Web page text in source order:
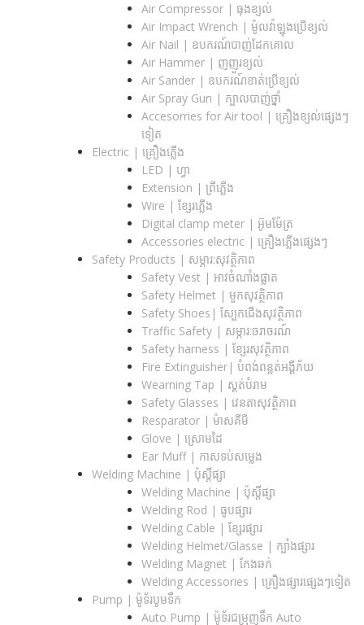
Air Compressor | ធុងខ្យល់
Air Impact Wrench | ម៉ូលវ៉ាឡុងប្រើខ្យល់
Air Nail | ឧបករណ៍បាញ់ដែកគោល
Air Hammer | ញញួរខ្យល់
Air Sander | ឧបករណ៍ខាត់ប្រើខ្យល់
Air Spray Gun | ក្បាលបាញ់ថ្នាំ
Accesorries for Air tool | គ្រឿងខ្យល់ផ្សេងៗ
ទៀត
Electric | គ្រឿងភ្លើង
LED | ហ្វា
Extension | ព្រីភ្លើង
Wire | ខ្សែរភ្លើង
Digital clamp meter | អ៊ូមម៉ែត្រ
Accessories electric | គ្រឿងភ្លើងផ្សេងៗ
Safety Products | សម្ភារ:សុវត្ថិភាព
Safety Vest | អាវចំណាំងផ្លាត
Safety Helmet | មួកសុវត្ថិភាព
Safety Shoes| ស្បែកជើងសុវត្ថិភាព
Traffic Safety​ | សម្ភារ:ចរាចរណ៍
Safety harness | ខ្សែរសុវត្ថិភាព
Fire Extinguisher| បំពង់ពន្លត់អង្គីភ័យ
Wearning Tap | ស្គត់បំរាម
Safety Glasses | វេនតាសុវត្ថិភាព
Resparator | ម៉ាសគីមី
Glove | ស្រោមដៃ
Ear Muff | កាសទប់សម្លេង
Welding Machine | ប៉ុស្តិ៍ផ្សា
Welding Machine | ប៉ុស្តិ៍ផ្សា
Welding Rod | ធូបផ្សារ
Welding Cable | ខ្សែរផ្សារ
Welding Helmet/Glasse | ក្បាំងផ្សារ
Welding Magnet | កែងឆក់
Welding Accessories | គ្រឿងផ្សារផ្សេងៗទៀត
Pump | ម៉ូទ័របូមទឹក
Auto Pump | ម៉ូទ័រជម្រុញទឹក Auto